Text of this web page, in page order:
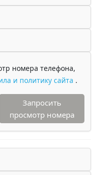
номера телефона,
и политику сайта .
Запросить
просмотр номера